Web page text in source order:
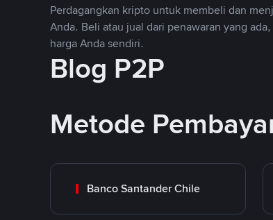
Perdagangkan kripto untuk membeli dan
Anda. Beli atau jual dari penawaran yang
harga Anda sendiri.
Blog P2P
Metode
Banco Santander Chile